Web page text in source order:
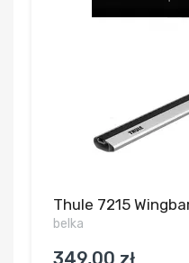
Thule 7215
belka
349,00 zł